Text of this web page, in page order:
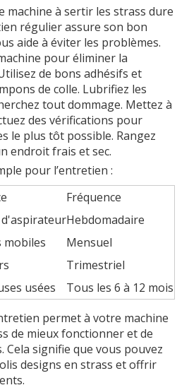
machine à sertir les strass dure
régulier assure son bon
aide à éviter les problèmes.
pour éliminer la
de bons adhésifs et
de colle. Lubrifiez les
tout dommage. Mettez à
des vérifications pour
le plus tôt possible. Rangez
endroit frais et sec.
pour l’entretien :
Fréquence
Hebdomadaire
mobiles
Mensuel
Trimestriel
usées
Tous les 6 à 12 mois
permet à votre machine
de mieux fonctionner et de
signifie que vous pouvez
designs en strass et offrir